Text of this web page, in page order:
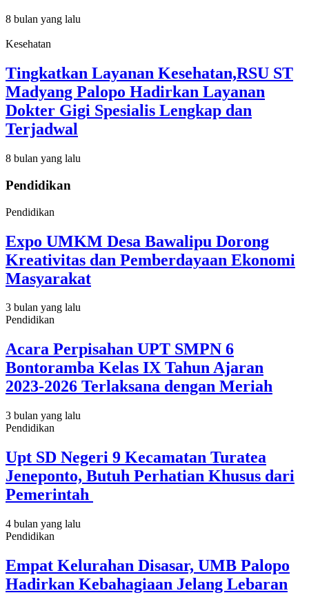
8 bulan yang lalu
Kesehatan
Tingkatkan Layanan Kesehatan,RSU ST
Madyang Palopo Hadirkan Layanan
Dokter Gigi Spesialis Lengkap dan
Terjadwal
8 bulan yang lalu
Pendidikan
Pendidikan
Expo UMKM Desa Bawalipu Dorong
Kreativitas dan Pemberdayaan Ekonomi
Masyarakat
3 bulan yang lalu
Pendidikan
Acara Perpisahan UPT SMPN 6
Bontoramba Kelas IX Tahun Ajaran
2023-2026 Terlaksana dengan Meriah
3 bulan yang lalu
Pendidikan
Upt SD Negeri 9 Kecamatan Turatea
Jeneponto, Butuh Perhatian Khusus dari
Pemerintah
4 bulan yang lalu
Pendidikan
Empat Kelurahan Disasar, UMB Palopo
Hadirkan Kebahagiaan Jelang Lebaran